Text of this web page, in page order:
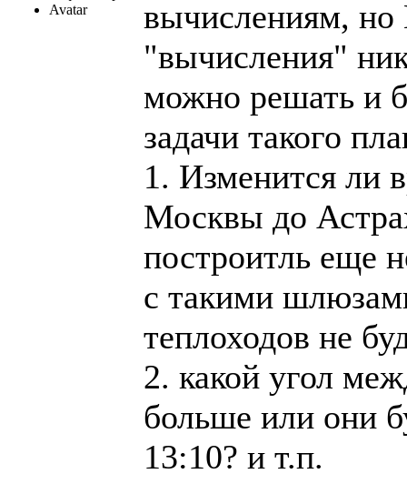
вычислениям,
"вычисления"
можно решать и
задачи такого
1. Изменится ли
Москвы до
построитль еще
с такими
теплоходов не
2. какой угол
больше или они
13:10? и т.п.